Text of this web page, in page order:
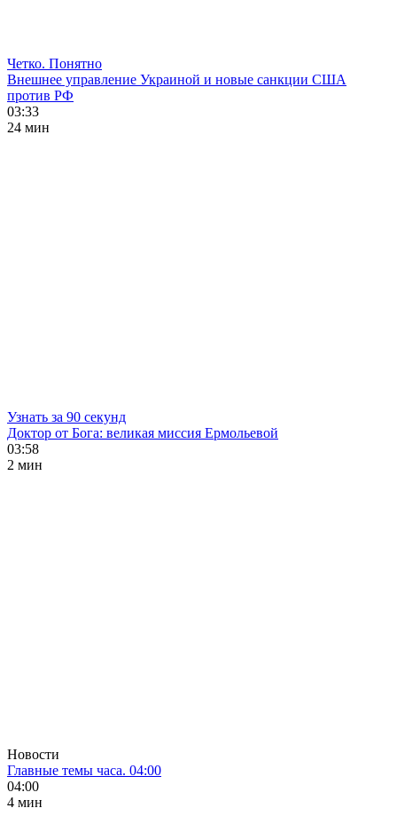
Четко. Понятно
Внешнее управление Украиной и новые санкции США
против РФ
03:33
24 мин
Узнать за 90 секунд
Доктор от Бога: великая миссия Ермольевой
03:58
2 мин
Новости
Главные темы часа. 04:00
04:00
4 мин